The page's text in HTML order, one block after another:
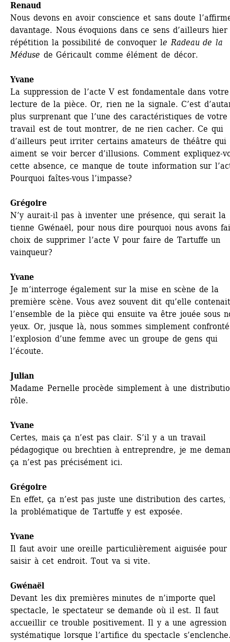
Renaud
Nous devons en avoir conscience et sans doute
davantage. Nous évoquions dans ce sens d’ailleurs hier
répétition la possibilité de convoquer le Radeau de la
Méduse de Géricault comme élément de décor.
Yvane
La suppression de l’acte V est fondamentale dans votre
lecture de la pièce. Or, rien ne la signale. C’est
plus surprenant que l’une des caractéristiques de votre
travail est de tout montrer, de ne rien cacher. Ce qui
d’ailleurs peut irriter certains amateurs de théâtre qui
aiment se voir bercer d’illusions. Comment expliquez-
cette absence, ce manque de toute information sur
Pourquoi faîtes-vous l’impasse?
Grégoire
N’y aurait-il pas à inventer une présence, qui serait la
tienne Gwénaël, pour nous dire pourquoi nous avons
choix de supprimer l’acte V pour faire de Tartuffe un
vainqueur?
Yvane
Je m’interroge également sur la mise en scène de la
première scène. Vous avez souvent dit qu’elle
l’ensemble de la pièce qui ensuite va être jouée sous
yeux. Or, jusque là, nous sommes simplement
l’explosion d’une femme avec un groupe de gens qui
l’écoute.
Julian
Madame Pernelle procède simplement à une
rôle.
Yvane
Certes, mais ça n’est pas clair. S’il y a un travail
pédagogique ou brechtien à entreprendre, je me
ça n’est pas précisément ici.
Grégoire
En effet, ça n’est pas juste une distribution des cartes,
la problématique de Tartuffe y est exposée.
Yvane
Il faut avoir une oreille particulièrement aiguisée pour
saisir à cet endroit. Tout va si vite.
Gwénaël
Devant les dix premières minutes de n’importe quel
spectacle, le spectateur se demande où il est. Il faut
accueillir ce trouble positivement. Il y a une agression
systématique lorsque l’artifice du spectacle